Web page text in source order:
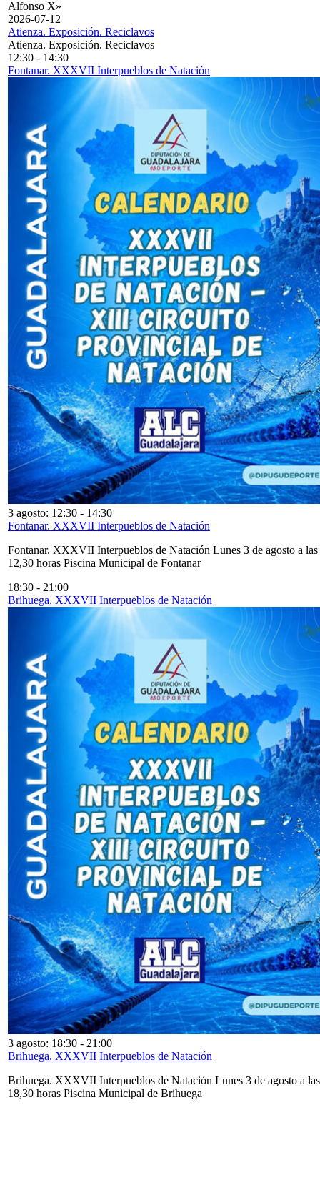
Alfonso X»
2026-07-12
Atienza. Exposición. Reciclavos
Atienza. Exposición. Reciclavos
12:30 - 14:30
Fontanar. XXXVII Interpueblos de Natación
3 agosto: 12:30 - 14:30
Fontanar. XXXVII Interpueblos de Natación
Fontanar. XXXVII Interpueblos de Natación Lunes 3 de agosto a las
12,30 horas Piscina Municipal de Fontanar
18:30 - 21:00
Brihuega. XXXVII Interpueblos de Natación
3 agosto: 18:30 - 21:00
Brihuega. XXXVII Interpueblos de Natación
Brihuega. XXXVII Interpueblos de Natación Lunes 3 de agosto a las
18,30 horas Piscina Municipal de Brihuega